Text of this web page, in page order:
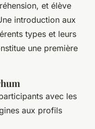
et élève
introduction aux
types et leurs
une première
avec les
aux profils